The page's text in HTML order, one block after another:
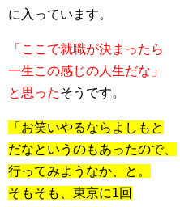
に入っています。
「ここで就職が決まったら
一生この感じの人生だな」
と思ったそうです。
「お笑いやるならよしもと
だなというのもあったので、
行ってみようなか、と。
そもそも、東京に1回